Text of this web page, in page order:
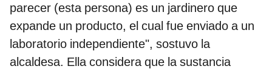
parecer (esta persona) es un jardinero que
expande un producto, el cual fue enviado a un
laboratorio independiente", sostuvo la
alcaldesa. Ella considera que la sustancia